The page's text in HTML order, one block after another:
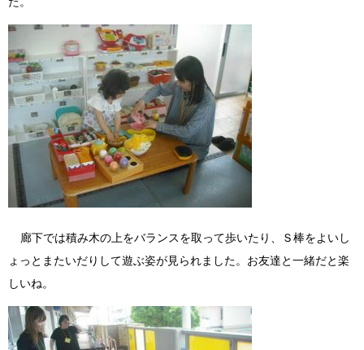
廊下では積み木の上をバランスを取って歩いたり、Ｓ棒をよいし
ょっとまたいだりして遊ぶ姿が見られました。お友達と一緒だと楽
しいね。